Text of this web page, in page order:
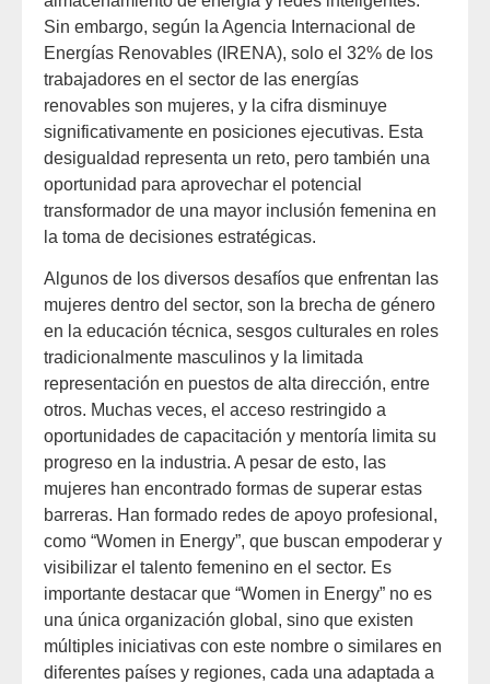
Sin embargo, según la Agencia Internacional de
Energías Renovables (IRENA), solo el 32% de los
trabajadores en el sector de las energías
renovables son mujeres, y la cifra disminuye
significativamente en posiciones ejecutivas. Esta
desigualdad representa un reto, pero también una
oportunidad para aprovechar el potencial
transformador de una mayor inclusión femenina en
la toma de decisiones estratégicas.
Algunos de los diversos desafíos que enfrentan las
mujeres dentro del sector, son la brecha de género
en la educación técnica, sesgos culturales en roles
tradicionalmente masculinos y la limitada
representación en puestos de alta dirección, entre
otros. Muchas veces, el acceso restringido a
oportunidades de capacitación y mentoría limita su
progreso en la industria. A pesar de esto, las
mujeres han encontrado formas de superar estas
barreras. Han formado redes de apoyo profesional,
como “Women in Energy”, que buscan empoderar y
visibilizar el talento femenino en el sector. Es
importante destacar que “Women in Energy” no es
una única organización global, sino que existen
múltiples iniciativas con este nombre o similares en
diferentes países y regiones, cada una adaptada a